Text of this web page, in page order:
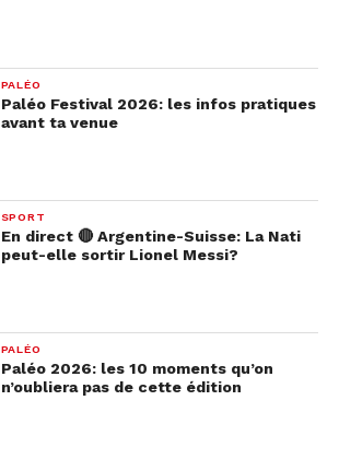
PALÉO
Paléo Festival 2026: les infos pratiques
avant ta venue
SPORT
En direct 🔴 Argentine-Suisse: La Nati
peut-elle sortir Lionel Messi?
PALÉO
Paléo 2026: les 10 moments qu’on
n’oubliera pas de cette édition